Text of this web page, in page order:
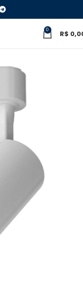
0 R$